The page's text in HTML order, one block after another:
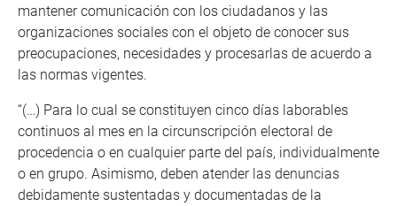
mantener comunicación con los ciudadanos y las
organizaciones sociales con el objeto de conocer sus
preocupaciones, necesidades y procesarlas de acuerdo a
las normas vigentes.
“(…) Para lo cual se constituyen cinco días laborables
continuos al mes en la circunscripción electoral de
procedencia o en cualquier parte del país, individualmente
o en grupo. Asimismo, deben atender las denuncias
debidamente sustentadas y documentadas de la